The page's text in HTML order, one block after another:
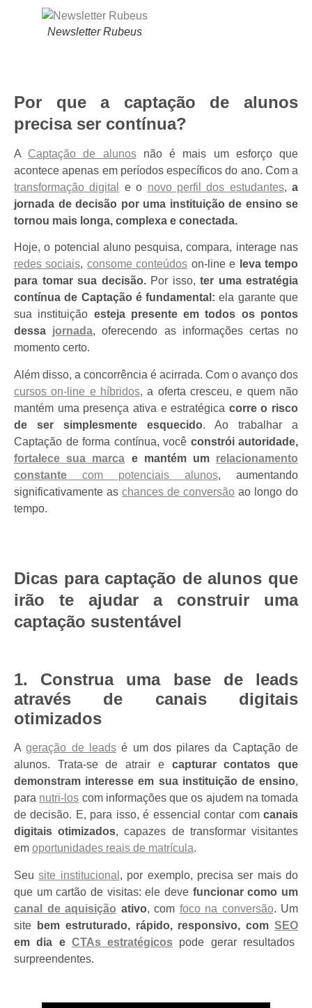
Newsletter Rubeus
Por que a captação de alunos
precisa ser contínua?
A Captação de alunosnão é mais um esforço que
acontece apenas em períodos específicos do ano. Com a
transformação digital
e o novo perfil dos estudantes, a
jornada de decisão por uma instituição de ensino se
tornou mais longa, complexa e conectada.
Hoje, o potencial aluno pesquisa, compara, interage nas
redes sociais, consome conteúdos on-line e leva tempo
para tomar sua decisão.Por isso, ter uma estratégia
contínua de Captação é fundamental: ela garante que
sua instituição esteja presente em todos os pontos
dessa jornada, oferecendo as informações certas no
momento certo.
Além disso, a concorrência é acirrada. Com o avanço dos
cursos on-line e híbridos, a oferta cresceu, e quem não
mantém uma presença ativa e estratégica corre o risco
de ser simplesmente esquecido. Ao trabalhar a
Captação de forma contínua, você constrói autoridade,
fortalece sua marca e mantém um relacionamento
constante com potenciais alunos, aumentando
significativamente as chances de conversão ao longo do
tempo.
Dicas para captação de alunos que
irão te ajudar a construir uma
captação sustentável
1. Construa uma base de leads
através de canais digitais
otimizados
Ageração de leadsé um dos pilares da Captação de
alunos. Trata-se de atrair e capturar contatos que
demonstram interesse em sua instituição de ensino,
para nutri-los com informações que os ajudem na tomada
de decisão. E, para isso, é essencial contar com canais
digitais otimizados, capazes de transformar visitantes
em oportunidades reais de matrícula.
Seusite institucional , por exemplo, precisa ser mais do
que um cartão de visitas: ele deve funcionar como um
canal de aquisição ativo, com foco na conversão. Um
site
bem estruturado, rápido, responsivo, comSEO
em dia e CTAs estratégicos pode gerar resultados
surpreendentes.